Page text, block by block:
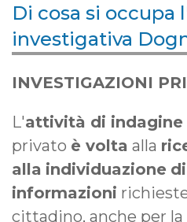
Di cosa si occupa
investigativa
INVESTIGAZIONI
L'attività di indagine
privato è volta alla
alla individuazione di
informazioni
cittadino, anche per